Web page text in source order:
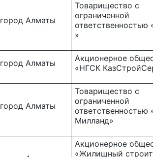
город Алматы
Товарищество c
ограниченной
ответственностью
»
город Алматы
Акционерное
«НГСК
город Алматы
Товарищество с
ограниченной
ответственностью
Милланд»
Акционерное
«Жилищный